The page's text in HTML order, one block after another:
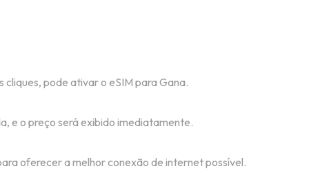
pode ativar o eSIM para Gana.
e o preço será exibido imediatamente.
oferecer a melhor conexão de internet possível.